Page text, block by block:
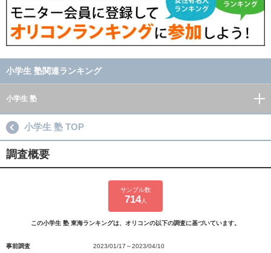
小学生 塾関連ランキング
小学生 塾
小学生 塾 TOP
調査概要
サンプル数
714人
この小学生 塾 東海ランキングは、オリコンの以下の調査に基づいています。
事前調査
2023/01/17～2023/04/10